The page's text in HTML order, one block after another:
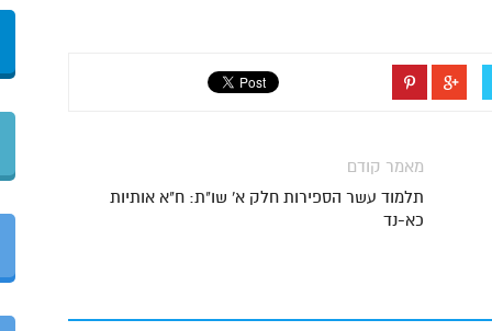
מאמר קודם
תלמוד עשר הספירות חלק א' שו"ת: ח"א אותיות
כא-נד